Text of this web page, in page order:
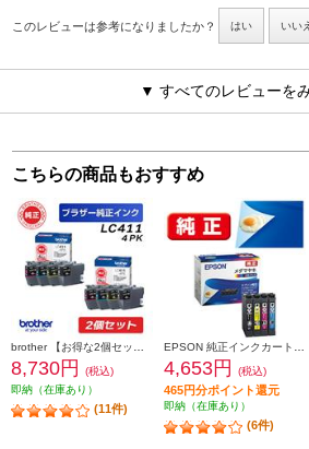
このレビューは参考になりましたか？ はい いいえ
▼ すべてのレビューを
こちらの商品もおすすめ
8,730円
(税込)
即納（在庫あり）
(11件)
4,653円 (税込)
465円分ポイント還元
即納（在庫あり）
(6件)